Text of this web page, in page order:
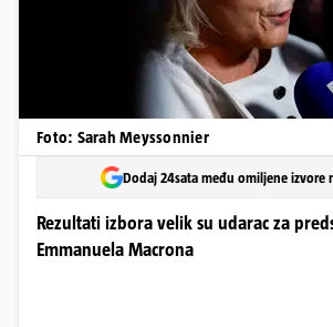
Foto: Sarah Meyssonnier
Dodaj 24sata među omiljene izvore
Rezultati izbora velik su udarac za
Emmanuela Macrona